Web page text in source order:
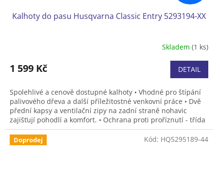
Kalhoty do pasu Husqvarna Classic Entry 5293194-XX
Skladem (1 ks)
1 599 Kč DETAIL
Spolehlivé a cenově dostupné kalhoty • Vhodné pro štípání
palivového dřeva a další příležitostné venkovní práce • Dvě
přední kapsy a ventilační zipy na zadní straně nohavic
zajišťují pohodlí a komfort. • Ochrana proti proříznutí - třída
1 (20 m/s) • Velikost 44, 46, 48, 50, 52, 54, 56, 58.
Doprodej Kód: HQ5295189-44